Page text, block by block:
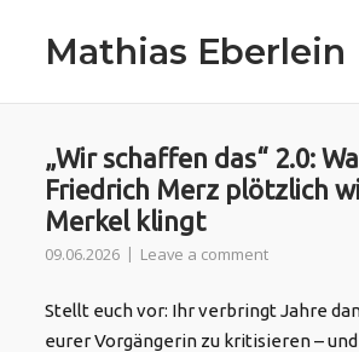
Mathias Eberlein
„Wir schaffen das“ 2.0:
Friedrich Merz plötzlich
Merkel klingt
09.06.2026 Leave a comment
Stellt euch vor: Ihr verbringt Jahre
eurer Vorgängerin zu kritisieren –